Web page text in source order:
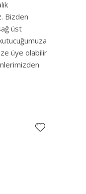
Bizden
üst
üye olabilir